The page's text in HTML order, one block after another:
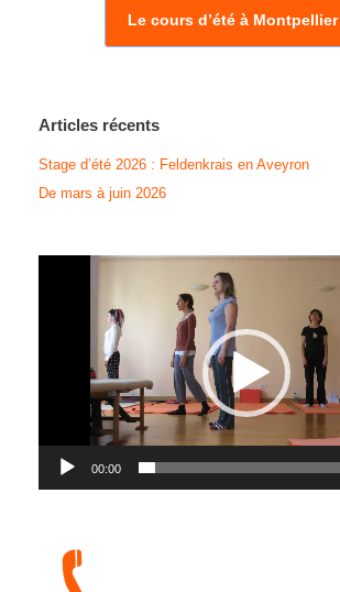
Le cours d’été à Montpellier
Articles récents
Stage d’été 2026 : Feldenkrais en Aveyron
De mars à juin 2026
00:00